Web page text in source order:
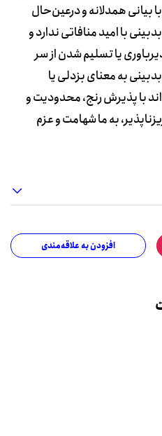
بیانی همدلانه و درعین‌حال
با امید منافاتی ندارد و
یا تسلیم شدن از سر
به معنای بزدلی یا
با پذیرش رنج، محدودیت و
به ما شهامت و عزم
افزودن به علاقه‌مندی